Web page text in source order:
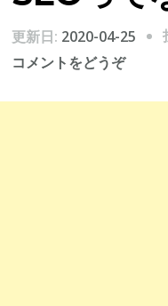
更新日: 2020-04-25
コメントをどうぞ(SEO